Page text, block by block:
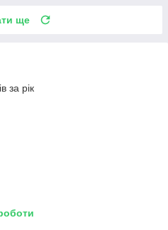
ще
за рік